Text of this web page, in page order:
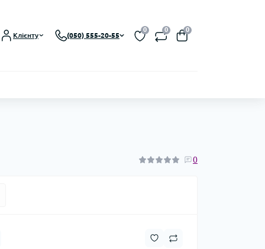
Клієнту (050) 555-20-55
0 0 0
0